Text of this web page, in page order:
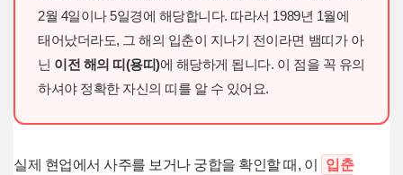
2월 4일이나 5일경에 해당합니다. 따라서 1989년 1월에
태어났더라도, 그 해의 입춘이 지나기 전이라면 뱀띠가 아
닌 이전 해의 띠(용띠)에 해당하게 됩니다. 이 점을 꼭 유의
하셔야 정확한 자신의 띠를 알 수 있어요.
실제 현업에서 사주를 보거나 궁합을 확인할 때, 이
입춘